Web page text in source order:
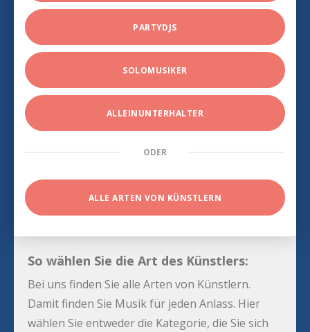
PARTYDJS
SOLOMUSIKER
ALLEINUNTERHALTER
ODER
ALLE ARTEN VON KÜNSTLERN
So wählen Sie die Art des Künstlers:
Bei uns finden Sie alle Arten von Künstlern.
Damit finden Sie Musik für jeden Anlass. Hier
wählen Sie entweder die Kategorie, die Sie sich